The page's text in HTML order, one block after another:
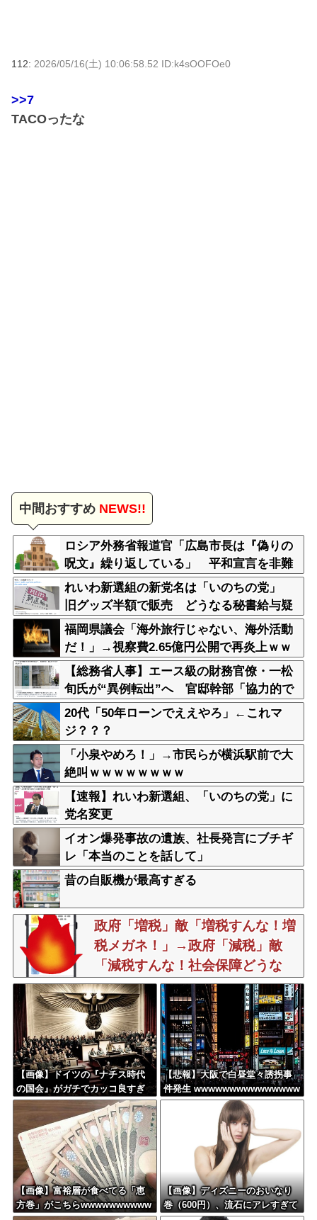
112: 2026/05/16(土) 10:06:58.52 ID:k4sOOFOe0
>>7
TACOったな
中間おすすめNEWS!!
ロシア外務省報道官「広島市長は『偽りの
呪文』繰り返している」 平和宣言を非難
れいわ新選組の新党名は「いのちの党」
旧グッズ半額で販売 どうなる秘書給与疑
惑
福岡県議会「海外旅行じゃない、海外活動
だ！」→視察費2.65億円公開で再炎上ｗｗ
ｗ【総務省人事】エース級の財務官僚・一松
旬氏が“異例転出”へ 官邸幹部「協力的で
なかったから」
20代「50年ローンでええやろ」←これマ
ジ？？？
「小泉やめろ！」→市民らが横浜駅前で大
絶叫ｗｗｗｗｗｗｗｗ
【速報】れいわ新選組、「いのちの党」に
党名変更
イオン爆発事故の遺族、社長発言にブチギ
レ「本当のことを話して」
昔の自販機が最高すぎる
政府「増税」敵「増税すんな！増
税メガネ！」→政府「減税」敵
「減税すんな！社会保障どうな
る！」
【画像】ドイツの『ナチス時代
の国会』がガチでカッコ良すぎ
るwwwwwww
【悲報】大阪で白昼堂々誘拐事
件発生 wwwwwwwwwwwwwww
wwwwwwwwwwwwwwwwwww
【画像】富裕層が食べてる「恵
方巻」がこちらwwwwwwwwww
【画像】ディズニーのおいなり
巻（600円）、流石にアレすぎて